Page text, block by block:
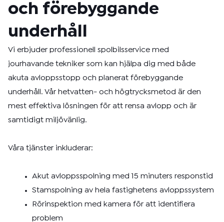
och förebyggande
underhåll
Vi erbjuder professionell spolbilsservice med
jourhavande tekniker som kan hjälpa dig med både
akuta avloppsstopp och planerat förebyggande
underhåll. Vår hetvatten- och högtrycksmetod är den
mest effektiva lösningen för att rensa avlopp och är
samtidigt miljövänlig.
Våra tjänster inkluderar:
Akut avloppsspolning med 15 minuters responstid
Stamspolning av hela fastighetens avloppssystem
Rörinspektion med kamera för att identifiera
problem